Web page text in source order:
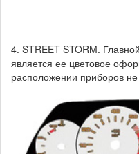
4. STREET STORM.
является ее цветовое
расположении приборов